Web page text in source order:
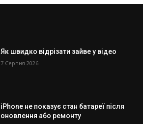
Як швидко відрізати зайве у відео
7 Серпня 2026
iPhone не показує стан батареї після
оновлення або ремонту